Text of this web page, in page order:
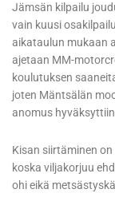
Jämsän kilpailu
vain kuusi
aikataulun mukaan
ajetaan MM-
koulutuksen
joten Mäntsälän
anomus
Kisan siirtäminen
koska viljakorjuu
ohi eikä